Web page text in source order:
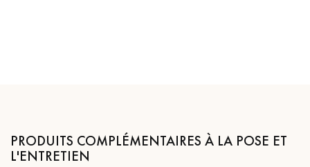
PRODUITS COMPLÉMENTAIRES À LA POSE ET
L'ENTRETIEN